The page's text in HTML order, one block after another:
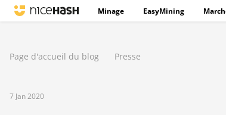
Minage EasyMining
Page d'accueil du blog Presse
7 Jan 2020